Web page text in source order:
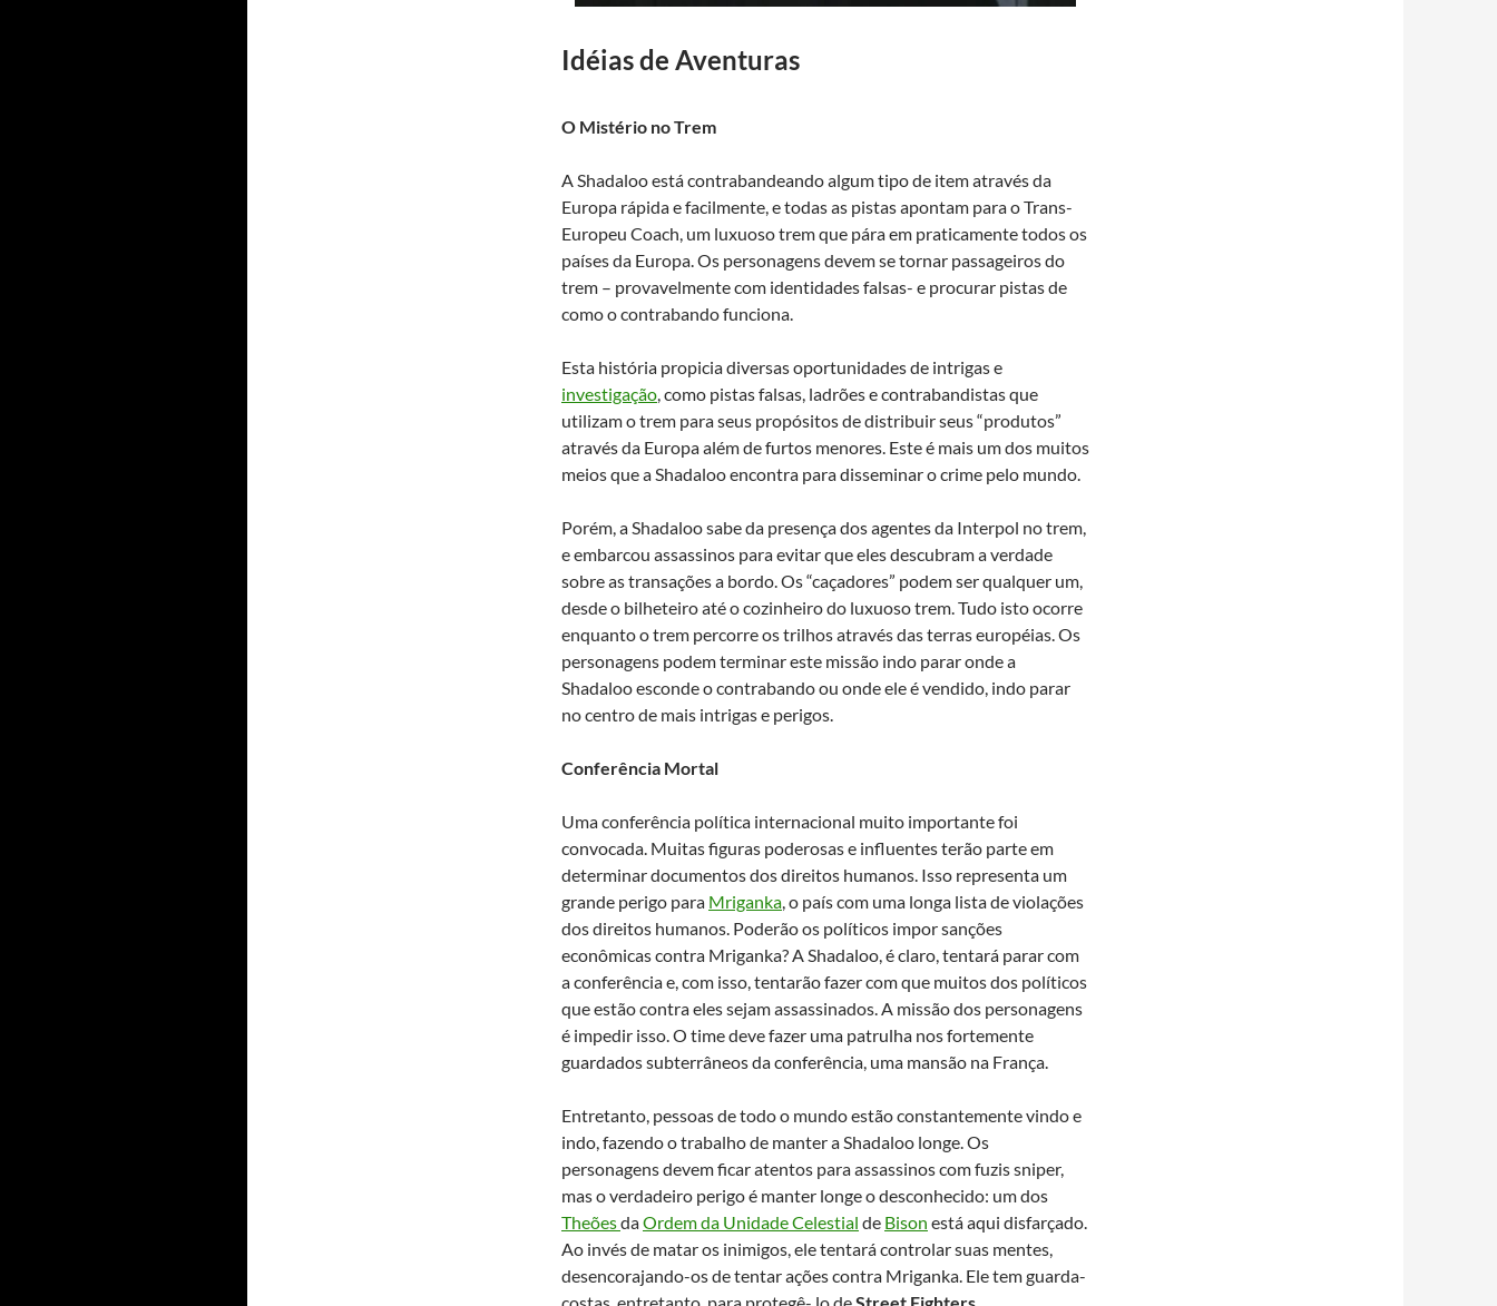
Idéias de Aventuras
O Mistério no Trem
A Shadaloo está contrabandeando algum tipo de item através da
Europa rápida e facilmente, e todas as pistas apontam para o Trans-
Europeu Coach, um luxuoso trem que pára em praticamente todos os
países da Europa. Os personagens devem se tornar passageiros do
trem – provavelmente com identidades falsas- e procurar pistas de
como o contrabando funciona.
Esta história propicia diversas oportunidades de intrigas e
investigação, como pistas falsas, ladrões e contrabandistas que
utilizam o trem para seus propósitos de distribuir seus “produtos”
através da Europa além de furtos menores. Este é mais um dos muitos
meios que a Shadaloo encontra para disseminar o crime pelo mundo.
Porém, a Shadaloo sabe da presença dos agentes da Interpol no trem,
e embarcou assassinos para evitar que eles descubram a verdade
sobre as transações a bordo. Os “caçadores” podem ser qualquer um,
desde o bilheteiro até o cozinheiro do luxuoso trem. Tudo isto ocorre
enquanto o trem percorre os trilhos através das terras européias. Os
personagens podem terminar este missão indo parar onde a
Shadaloo esconde o contrabando ou onde ele é vendido, indo parar
no centro de mais intrigas e perigos.
Conferência Mortal
Uma conferência política internacional muito importante foi
convocada. Muitas figuras poderosas e influentes terão parte em
determinar documentos dos direitos humanos. Isso representa um
grande perigo para Mriganka, o país com uma longa lista de violações
dos direitos humanos. Poderão os políticos impor sanções
econômicas contra Mriganka? A Shadaloo, é claro, tentará parar com
a conferência e, com isso, tentarão fazer com que muitos dos políticos
que estão contra eles sejam assassinados. A missão dos personagens
é impedir isso. O time deve fazer uma patrulha nos fortemente
guardados subterrâneos da conferência, uma mansão na França.
Entretanto, pessoas de todo o mundo estão constantemente vindo e
indo, fazendo o trabalho de manter a Shadaloo longe. Os
personagens devem ficar atentos para assassinos com fuzis sniper,
mas o verdadeiro perigo é manter longe o desconhecido: um dos
TheõesdaOrdem da Unidade Celestial de Bison está aqui disfarçado.
Ao invés de matar os inimigos, ele tentará controlar suas mentes,
desencorajando-os de tentar ações contra Mriganka. Ele tem guarda-